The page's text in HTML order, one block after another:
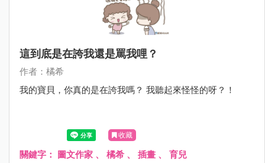
這到底是在誇我還是罵我哩？
作者：橘希
我的寶貝，你真的是在誇我嗎？ 我聽起來怪怪的呀？！
收藏
關鍵字： 圖文作家 、 橘希 、 插畫 、 育兒